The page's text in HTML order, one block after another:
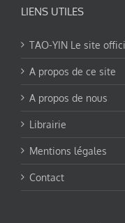
LIENS UTILES
TAO-YIN Le site
A propos de ce site
A propos de nous
Librairie
Mentions légales
Contact